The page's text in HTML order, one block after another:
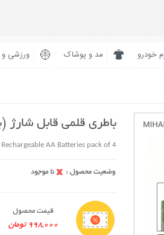
خودرو مد و پوشاک ورزشی
باطری قلمی قابل شارژ (بسته
Rechargeable AA Batteries pack of 4
قیمت محصول
998,000 تومان